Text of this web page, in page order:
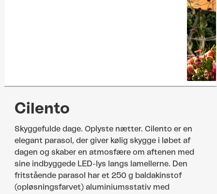
Cilento
Skyggefulde dage. Oplyste nætter. Cilento er en
elegant parasol, der giver kølig skygge i løbet af
dagen og skaber en atmosfære om aftenen med
sine indbyggede LED-lys langs lamellerne. Den
fritstående parasol har et 250 g baldakinstof
(opløsningsfarvet) aluminiumsstativ med